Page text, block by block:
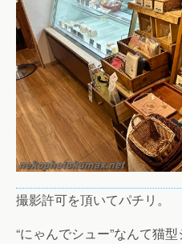
撮影許可を頂いてパチリ。
“にゃんでシュー”なんて猫